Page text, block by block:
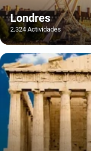
Londres
2.324 Actividades